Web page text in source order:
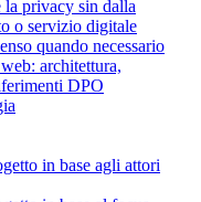
la privacy sin dalla
o servizio digitale
quando necessario
architettura,
DPO
in base agli attori